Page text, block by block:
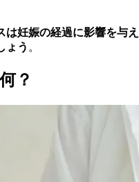
は妊娠の経過に影響を与え
ょう 。
？